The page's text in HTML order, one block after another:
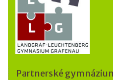
Partnerské